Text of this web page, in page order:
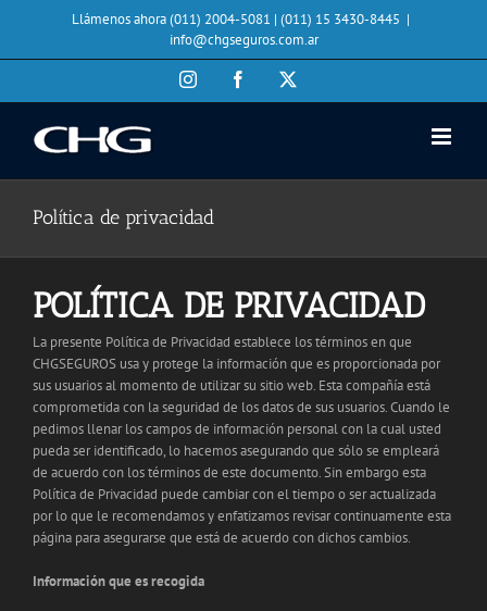
Llámenos ahora (011) 2004-5081 | (011) 15 3430-8445 |
info@chgseguros.com.ar
InstagramFacebook
Política de privacidad
POLÍTICA DE PRIVACIDAD
La presente Política de Privacidad establece los términos en que
CHGSEGUROS usa y protege la información que es proporcionada por
sus usuarios al momento de utilizar su sitio web. Esta compañía está
comprometida con la seguridad de los datos de sus usuarios. Cuando le
pedimos llenar los campos de información personal con la cual usted
pueda ser identificado, lo hacemos asegurando que sólo se empleará
de acuerdo con los términos de este documento. Sin embargo esta
Política de Privacidad puede cambiar con el tiempo o ser actualizada
por lo que le recomendamos y enfatizamos revisar continuamente esta
página para asegurarse que está de acuerdo con dichos cambios.
Información que es recogida